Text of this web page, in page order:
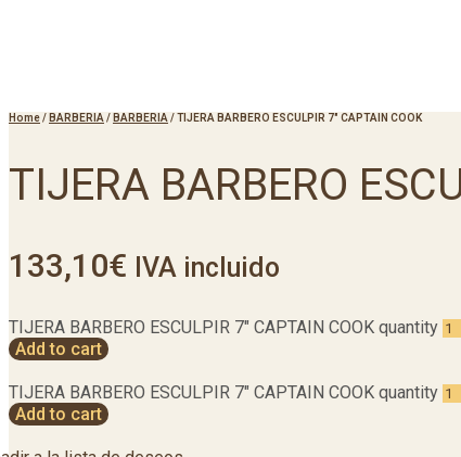
Home/ BARBERIA / BARBERIA /TIJERA BARBERO ESCULPIR 7″ CAPTAIN COOK
TIJERA BARBERO
133,10€ IVA incluido
TIJERA BARBERO ESCULPIR 7" CAPTAIN COOK quantity
Add to cart
TIJERA BARBERO ESCULPIR 7" CAPTAIN COOK quantity
Add to cart